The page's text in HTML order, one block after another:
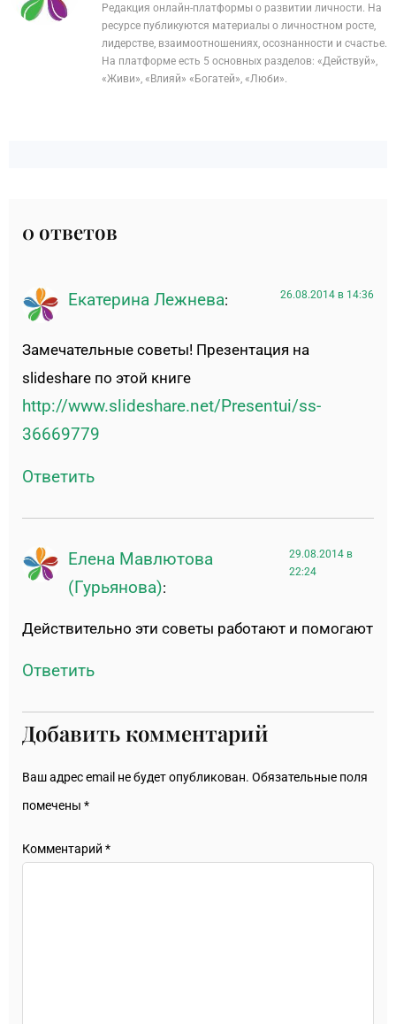
Редакция онлайн-платформы о развитии личности. На
ресурсе публикуются материалы о личностном росте,
лидерстве, взаимоотношениях, осознанности и счастье.
На платформе есть 5 основных разделов: «Действуй»,
«Живи», «Влияй» «Богатей», «Люби».
0 ответов
Екатерина Лежнева: 26.08.2014 в 14:36
Замечательные советы! Презентация на
slideshare по этой книге
http://www.slideshare.net/Presentui/ss-
36669779
Ответить
Елена Мавлютова
(Гурьянова):
29.08.2014 в
22:24
Действительно эти советы работают и помогают
Ответить
Добавить комментарий
Ваш адрес email не будет опубликован. Обязательные поля
помечены *
Комментарий *